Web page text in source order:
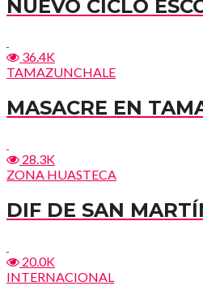
NUEVO CICLO
36.4K
TAMAZUNCHALE
MASACRE EN
28.3K
ZONA HUASTECA
DIF DE SAN
20.0K
INTERNACIONAL